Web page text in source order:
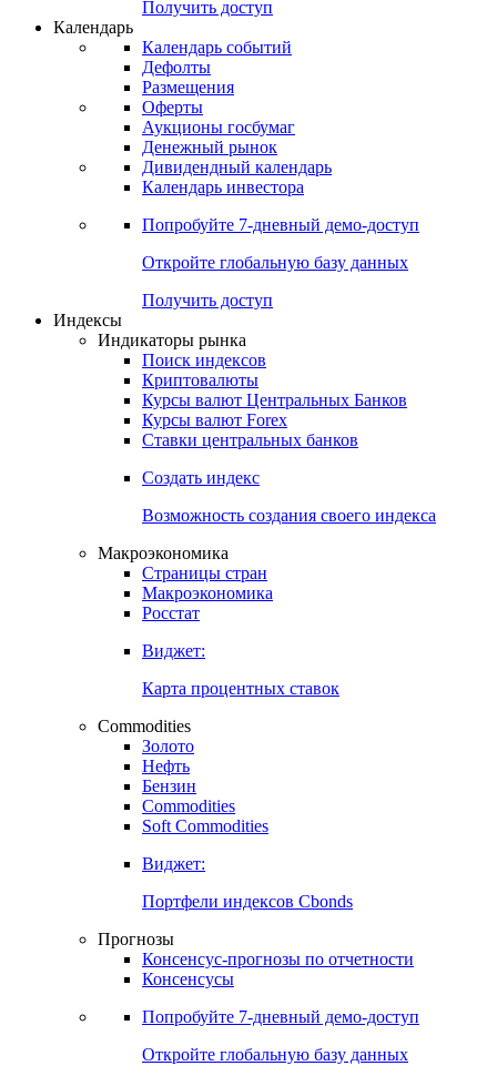
Попробуйте7-дневный
Откройте глобальную базу данных
Получить доступ
Календарь
Календарь событий
Дефолты
Размещения
Оферты
Денежный рынок
Календарь инвестора
Попробуйте7-дневный
Откройте глобальную базу данных
Получить доступ
Индикаторы рынка
Поиск индексов
Курсы валют Центральных Банков
Ставки центральных банков
Создать индекс
Возможность создания своего индекса
Страницы стран
Росстат
Виджет:
Карта процентных ставок
Commodities
Золото
Бензин
Soft Commodities
Виджет:
Портфели индексов Cbonds
Прогнозы
Консенсусы